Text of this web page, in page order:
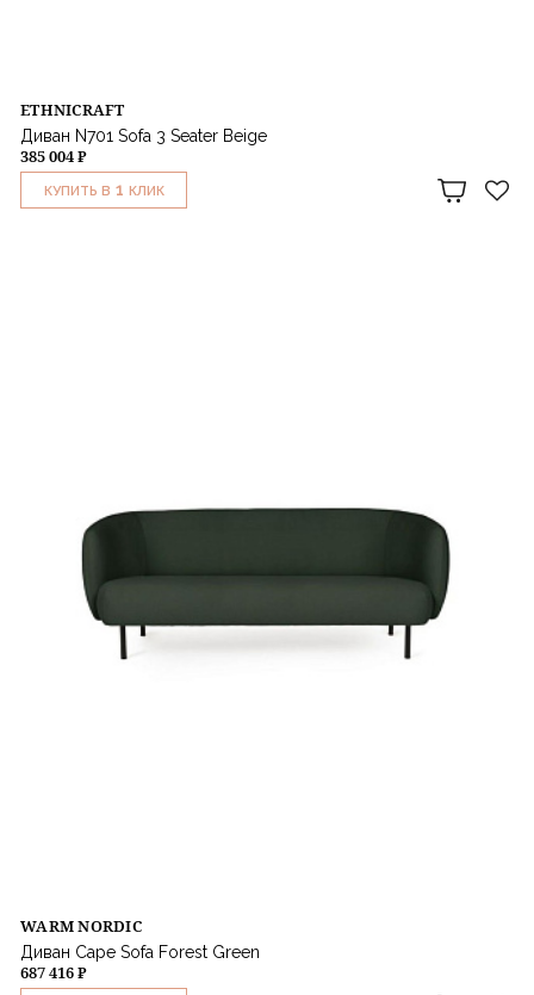
ETHNICRAFT
Диван N701 Sofa 3 Seater Beige
385 004 ₽
КУПИТЬ В 1 КЛИК
WARM NORDIC
Диван Cape Sofa Forest Green
687 416 ₽